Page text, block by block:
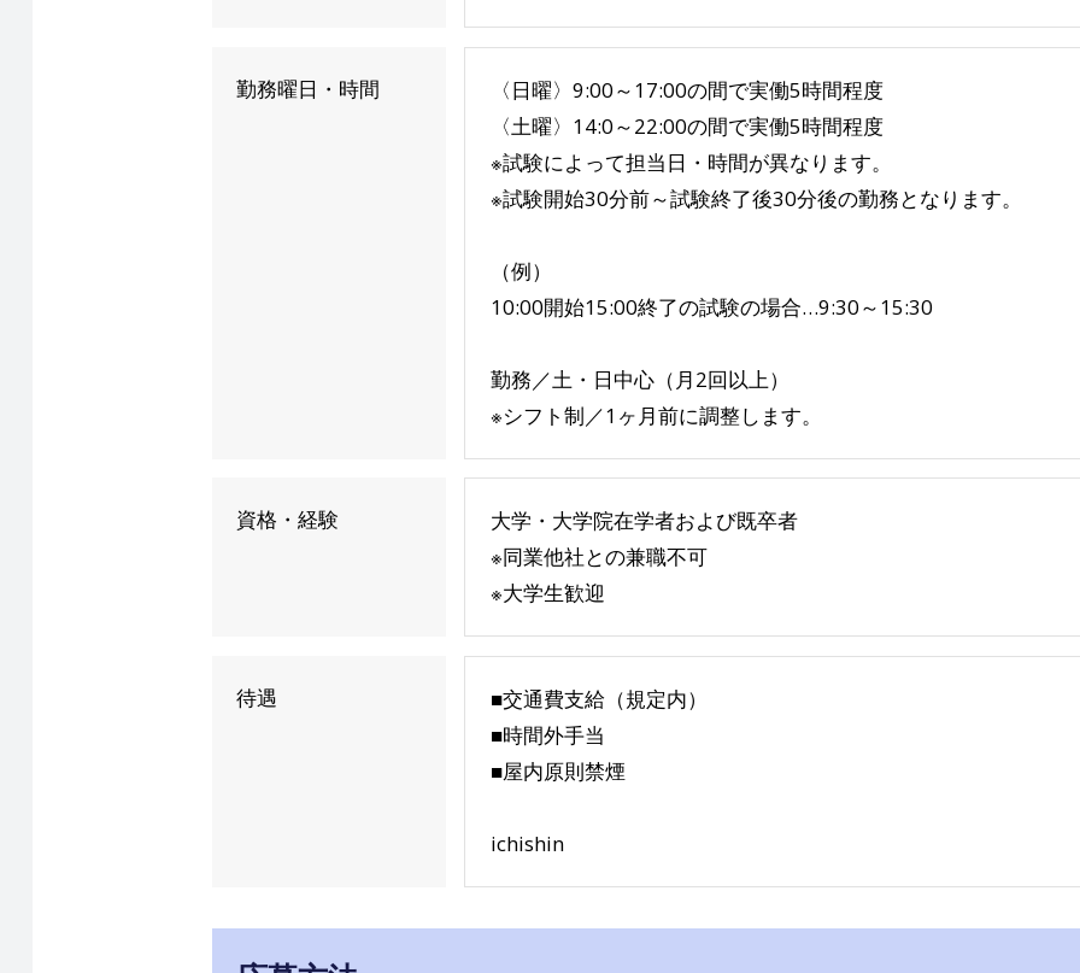
勤務曜日・時間
〈日曜〉9:00～17:00の間で実働5時間程度
〈土曜〉14:0～22:00の間で実働5時間程度
※試験によって担当日・時間が異なります。
※試験開始30分前～試験終了後30分後の勤務となります。
（例）
10:00開始15:00終了の試験の場合…9:30～15:30
勤務／土・日中心（月2回以上）
※シフト制／1ヶ月前に調整します。
資格・経験
大学・大学院在学者および既卒者
※同業他社との兼職不可
※大学生歓迎
待遇
■交通費支給（規定内）
■時間外手当
■屋内原則禁煙
ichishin